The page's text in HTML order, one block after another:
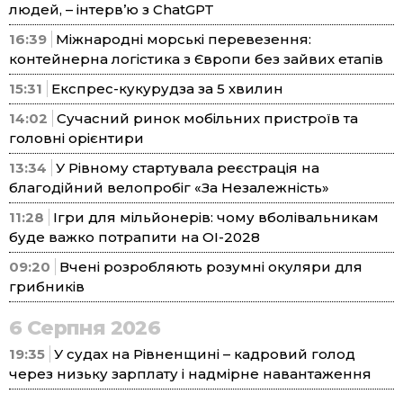
людей, – інтерв’ю з ChatGPT
16:39 Міжнародні морські перевезення:
контейнерна логістика з Європи без зайвих етапів
15:31
Експрес-кукурудза за 5 хвилин
14:02 Сучасний ринок мобільних пристроїв та
головні орієнтири
13:34 У Рівному стартувала реєстрація на
благодійний велопробіг «За Незалежність»
11:28
Ігри для мільйонерів: чому вболівальникам
буде важко потрапити на ОІ-2028
09:20
Вчені розробляють розумні окуляри для
грибників
6 Серпня 2026
19:35 У судах на Рівненщині – кадровий голод
через низьку зарплату і надмірне навантаження